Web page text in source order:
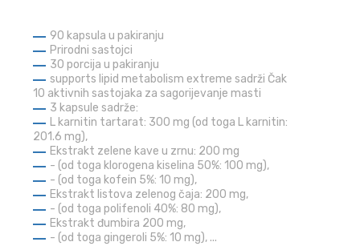
90 kapsula u pakiranju
Prirodni sastojci
30 porcija u pakiranju
supports lipid metabolism extreme sadrži Čak
10 aktivnih sastojaka za sagorijevanje masti
3 kapsule sadrže:
L karnitin tartarat: 300 mg (od toga L karnitin:
201.6 mg),
Ekstrakt zelene kave u zrnu: 200 mg
- (od toga klorogena kiselina 50%: 100 mg),
- (od toga kofein 5%: 10 mg),
Ekstrakt listova zelenog čaja: 200 mg,
- (od toga polifenoli 40%: 80 mg),
Ekstrakt đumbira 200 mg,
- (od toga gingeroli 5%: 10 mg), ...